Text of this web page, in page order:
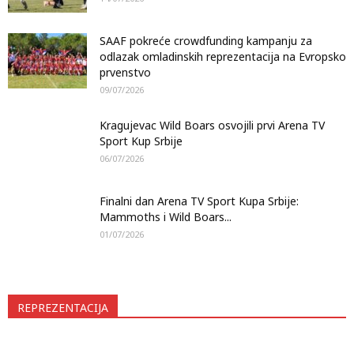
SAAF pokreće crowdfunding kampanju za
odlazak omladinskih reprezentacija na Evropsko
prvenstvo
09/07/2026
Kragujevac Wild Boars osvojili prvi Arena TV
Sport Kup Srbije
06/07/2026
Finalni dan Arena TV Sport Kupa Srbije:
Mammoths i Wild Boars...
01/07/2026
REPREZENTACIJA